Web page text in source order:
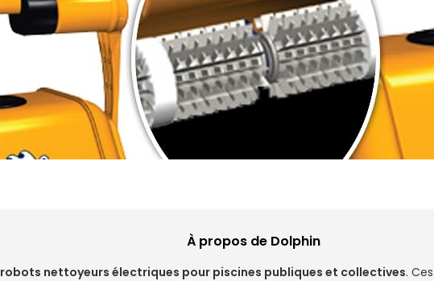
À propos de Dolphin
robots nettoyeurs électriques pour piscines publiques et collectives.